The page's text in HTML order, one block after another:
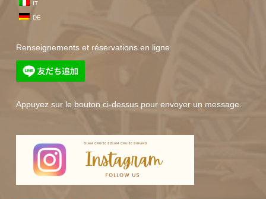
IT
DE
Renseignements et réservations en ligne
Appuyez sur le bouton ci-dessus pour envoyer un message.